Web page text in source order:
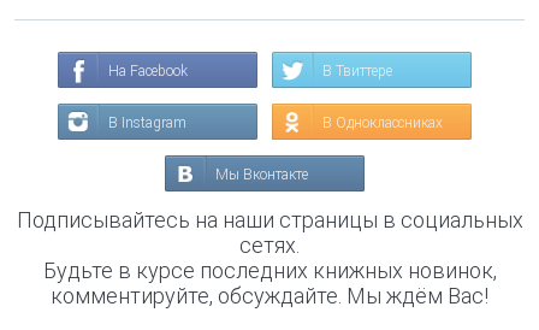
На Facebook В Твиттере
В Instagram В Одноклассниках
Мы Вконтакте
Подписывайтесь на наши страницы в социальных
сетях.
Будьте в курсе последних книжных новинок,
комментируйте, обсуждайте. Мы ждём Вас!